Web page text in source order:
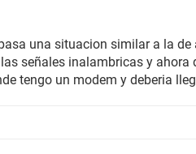
una situacion similar a la de
señales inalambricas y ahora
tengo un modem y deberia